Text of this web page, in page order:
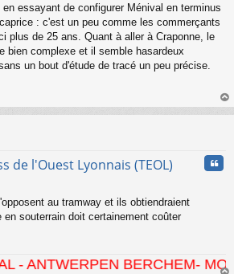
essayant de configurer Ménival en terminus
: c'est un peu comme les commerçants
plus de 25 ans. Quant à aller à Craponne, le
bien complexe et il semble hasardeux
un bout d'étude de tracé un peu précise.
au
de l'Ouest Lyonnais (TEOL)
au tramway et ils obtiendraient
souterrain doit certainement coûter
BERCHEM- MORTSEL